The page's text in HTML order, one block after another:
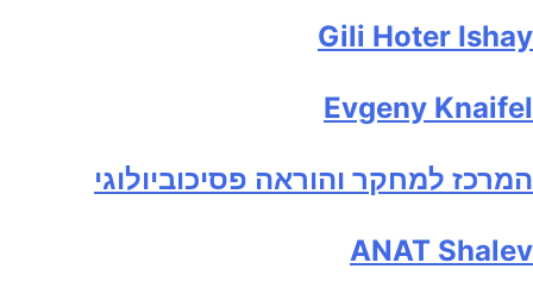
Gili Hoter Ishay
Evgeny Knaifel
המרכז למחקר והוראה פסיכוביולוגי
ANAT Shalev